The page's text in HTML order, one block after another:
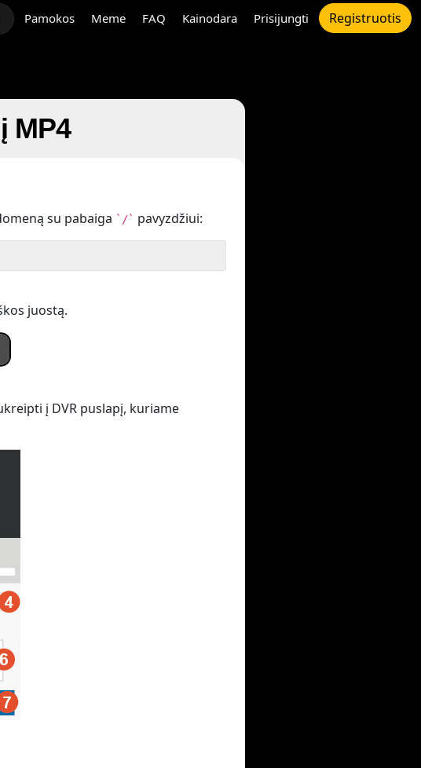
Pamokos Meme FAQ Kainodara Prisijungti Registruotis
MP4
su pabaiga `/` pavyzdžiui:
juostą.
į DVR puslapį, kuriame